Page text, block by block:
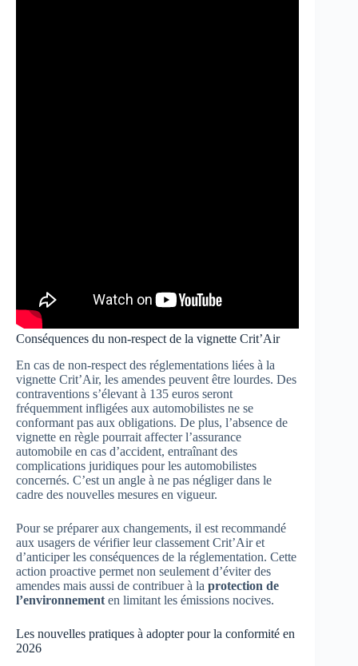
Conséquences du non-respect de la vignette Crit’Air
En cas de non-respect des réglementations liées à la
vignette Crit’Air, les amendes peuvent être lourdes. Des
contraventions s’élevant à 135 euros seront
fréquemment infligées aux automobilistes ne se
conformant pas aux obligations. De plus, l’absence de
vignette en règle pourrait affecter l’assurance
automobile en cas d’accident, entraînant des
complications juridiques pour les automobilistes
concernés. C’est un angle à ne pas négliger dans le
cadre des nouvelles mesures en vigueur.
Pour se préparer aux changements, il est recommandé
aux usagers de vérifier leur classement Crit’Air et
d’anticiper les conséquences de la réglementation. Cette
action proactive permet non seulement d’éviter des
amendes mais aussi de contribuer à la protection de
l’environnement en limitant les émissions nocives.
Les nouvelles pratiques à adopter pour la conformité en
2026